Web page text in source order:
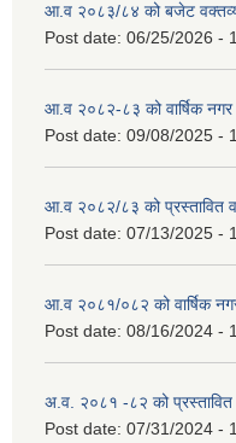
आ.व २०८३/८४ को बजेट
Post date: 06/25/2026 -
आ.व २०८२-८३ को वार्षिक नगर
Post date: 09/08/2025 -
आ.व २०८२/८३ को प्रस्तावित
Post date: 07/13/2025 -
आ.व २०८१/०८२ को वार्षिक
Post date: 08/16/2024 -
अ.व. २०८१ -८२ को प्रस्तावित
Post date: 07/31/2024 -